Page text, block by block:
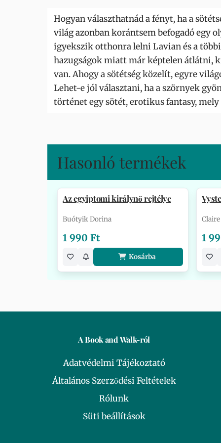
Hogyan választhatnád a fényt, ha a
világ azonban korántsem befogadó egy
igyekszik otthonra lelni Lavian és a
hazugságok miatt már képtelen átlátni,
van. Ahogy a sötétség közelít, egyre
Lehet-e jól választani, ha a szörnyek
történet egy sötét, erotikus fantasy,
Hasonló termékek
Az egyiptomi királynő rejtélye
Buótyik Dorina
1 990 Ft
Kosárba
1
A Book and Walk-ról
Adatvédelmi Tájékoztató
Általános Szerződési Feltételek
Rólunk
Süti beállítások